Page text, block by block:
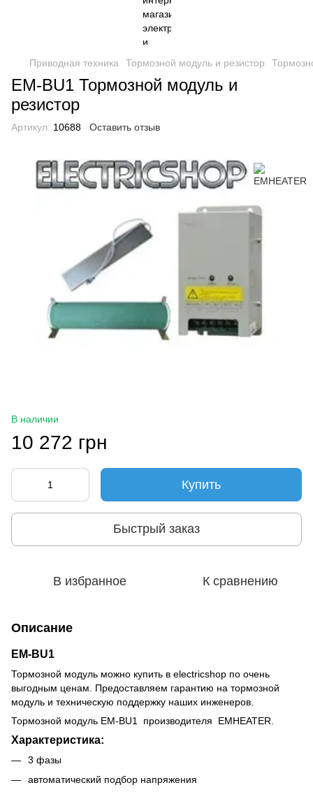
Приводная техника Тормозной модуль и резистор
EM-BU1 Тормозной модуль и
резистор
Артикул: 10688 Оставить отзыв
В наличии
10 272 грн
Купить
Быстрый заказ
В избранное К сравнению
Описание
EM-BU1
Тормозной модуль можно купить в electricshop по очень
выгодным ценам. Предоставляем гарантию на тормозной
модуль и техническую поддержку наших инженеров.
Тормозной модуль EM-BU1 производителя EMHEATER.
Характеристика:
3 фазы
автоматический подбор напряжения